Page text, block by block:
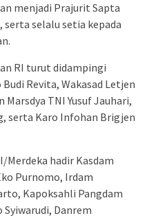
menjadi Prajurit Sapta
selalu setia kepada
RI turut didampingi
Revita, Wakasad Letjen
TNI Yusuf Jauhari,
serta Karo Infohan Brigjen
Merdeka hadir Kasdam
Purnomo, Irdam
Kapoksahli Pangdam
Danrem